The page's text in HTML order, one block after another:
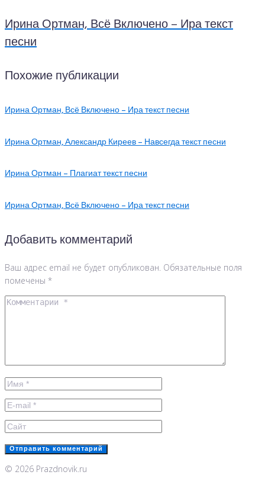
Ирина Ортман, Всё Включено – Ира текст
песни
Похожие публикации
Ирина Ортман, Всё Включено – Ира текст песни
Ирина Ортман, Александр Киреев – Навсегда текст песни
Ирина Ортман – Плагиат текст песни
Ирина Ортман, Всё Включено – Ира текст песни
Добавить комментарий
Ваш адрес email не будет опубликован. Обязательные поля
помечены *
© 2026 Prazdnovik.ru